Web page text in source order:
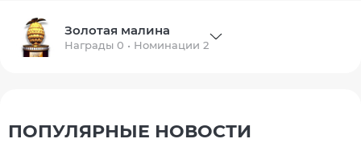
Золотая малина
Награды 0 • Номинации 2
ПОПУЛЯРНЫЕ НОВОСТИ